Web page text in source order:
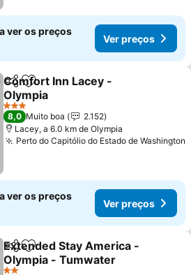
ver os preços
Ver preços
PartilharAdicionar aos favoritos
Comfort Inn Lacey -
Olympia
3 Estrelas
8,0 Muito boa
2.152
Lacey, a 6.0 km de Olympia
Perto do Capitólio do Estado de Washington
ver os preços
Ver preços
PartilharAdicionar aos favoritos
Extended Stay America -
Olympia - Tumwater